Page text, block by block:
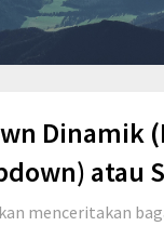
Dinamik
atau
menceritakan